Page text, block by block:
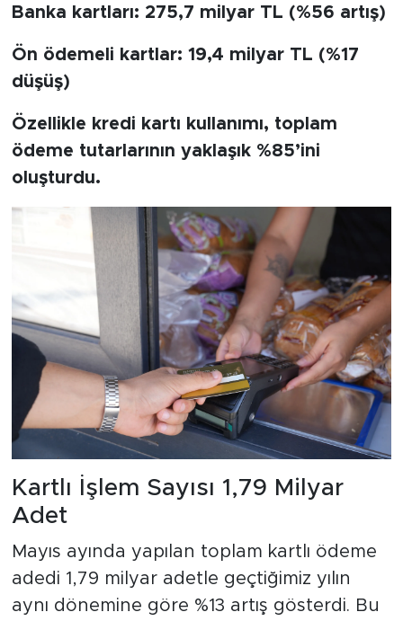
Banka kartları: 275,7 milyar TL (%56 artış)
Ön ödemeli kartlar: 19,4 milyar TL (%17
düşüş)
Özellikle kredi kartı kullanımı, toplam
ödeme tutarlarının yaklaşık %85’ini
oluşturdu.
Kartlı İşlem Sayısı 1,79 Milyar
Adet
Mayıs ayında yapılan toplam kartlı ödeme
adedi 1,79 milyar adetle geçtiğimiz yılın
aynı dönemine göre %13 artış gösterdi. Bu